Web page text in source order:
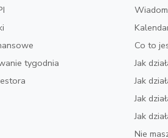
tygodnia
Co to
Jak
Jak
Jak
Jak
Nie